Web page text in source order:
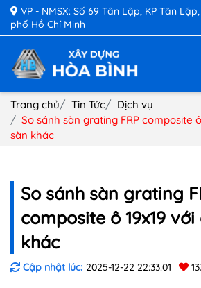
VP - NMSX: Số 69 Tân Lập, KP Tân
phố Hồ Chí Minh
Trang chủ Tin Tức
Dịch vụ
So sánh sàn grating FRP composite
sàn khác
So sánh sàn grating
composite ô 19x19
khác
Cập nhật lúc: 2025-12-22 22:33:01